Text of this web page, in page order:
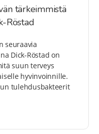
tärkeimmistä
Röstad
seuraavia
Dick-Röstad on
suun terveys
hyvinvoinnille.
tulehdusbakteerit